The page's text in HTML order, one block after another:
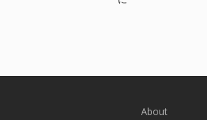
About